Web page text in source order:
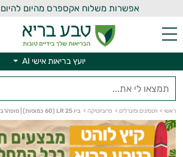
אפשרות משלוח אקספרס מהיום
יועץ בריאות אישי AI
ראשי > ויטמינים ומינרלים > פרוביוטיקה > ביו 25 LR (60 כמוסות) | סופהרב
יועץ בריאות אישי AI